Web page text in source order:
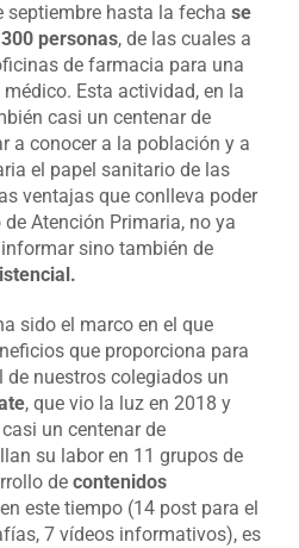
septiembre hasta la fecha se
personas, de las cuales a
de farmacia para una
Esta actividad, en la
casi un centenar de
a conocer a la población y a
el papel sanitario de las
ventajas que conlleva poder
Atención Primaria, no ya
sino también de
sido el marco en el que
que proporciona para
nuestros colegiados un
, que vio la luz en 2018 y
un centenar de
su labor en 11 grupos de
de contenidos
este tiempo (14 post para el
7 vídeos informativos), es